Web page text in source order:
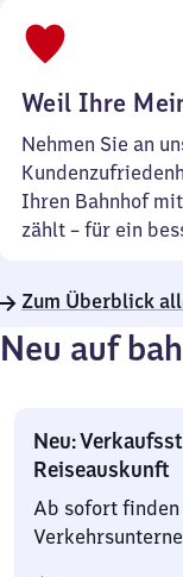
Weil Ihre
Nehmen Sie an
Ihren Bahnhof
zählt – für ein
Zum Überblick
Neu auf
Neu:
Reiseauskunft
Ab sofort